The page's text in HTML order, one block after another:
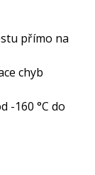
přímo na
chyb
-160 °C do